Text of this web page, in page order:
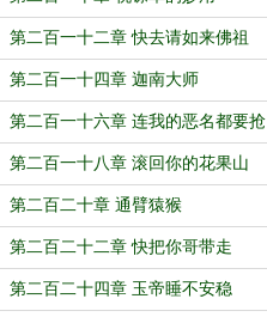
第二百一十二章 快去请如来佛祖
第二百一十四章 迦南大师
第二百一十六章 连我的恶名都要抢
第二百一十八章 滚回你的花果山
第二百二十章 通臂猿猴
第二百二十二章 快把你哥带走
第二百二十四章 玉帝睡不安稳